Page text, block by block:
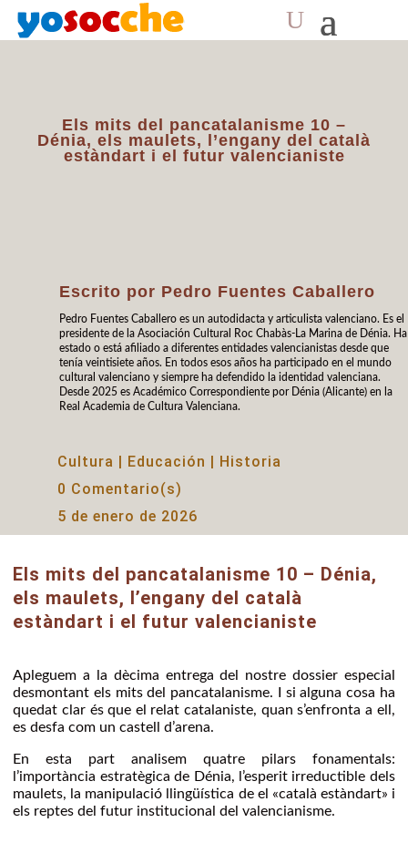
Els mits del pancatalanisme 10 –
Dénia, els maulets, l’engany del català
estàndart i el futur valencianiste
Escrito por Pedro Fuentes Caballero
Pedro Fuentes Caballero es un autodidacta y articulista valenciano. Es el
presidente de la Asociación Cultural Roc Chabàs-La Marina de Dénia. Ha
estado o está afiliado a diferentes entidades valencianistas desde que
tenía veintisiete años. En todos esos años ha participado en el mundo
cultural valenciano y siempre ha defendido la identidad valenciana.
Desde 2025 es Académico Correspondiente por Dénia (Alicante) en la
Real Academia de Cultura Valenciana.
Cultura | Educación | Historia
0 Comentario(s)
5 de enero de 2026
Els mits del pancatalanisme 10 – Dénia,
els maulets, l’engany del català
estàndart i el futur valencianiste
Apleguem a la dècima entrega del nostre dossier especial
desmontant els mits del pancatalanisme. I si alguna cosa ha
quedat clar és que el relat catalaniste, quan s’enfronta a ell,
es desfa com un castell d’arena.
En esta part analisem quatre pilars fonamentals:
l’importància estratègica de Dénia, l’esperit irreductible dels
maulets, la manipulació llingüística de el «català estàndart» i
els reptes del futur institucional del valencianisme.